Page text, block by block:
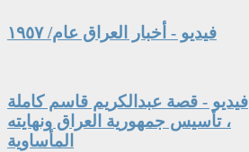
فيديو - أخبار العراق عام/ ١٩٥٧
فيديو - قصة عبدالكريم قاسم كاملة
، تأسيس جمهورية العراق ونهايته
المأساوية